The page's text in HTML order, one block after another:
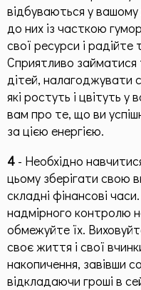
відбуваються у
до них із часткою
свої ресурси і
Сприятливо займатися
дітей, налагоджувати
які ростуть і цвітуть
вам про те, що ви
за цією енергією.
4 - Необхідно
цьому зберігати свою
складні фінансові
надмірного контролю
обмежуйте їх.
своє життя і свої
накопичення, завівши
відкладаючи гроші в